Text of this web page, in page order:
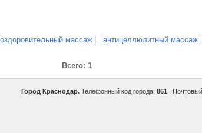
оздоровительный массаж
антицеллюлитный массаж
Всего: 1
Город Краснодар. Телефонный код города: 861 Почтовый